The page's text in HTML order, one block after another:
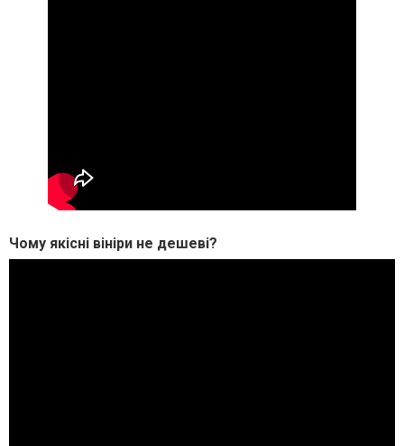
Чому якісні вініри не дешеві?